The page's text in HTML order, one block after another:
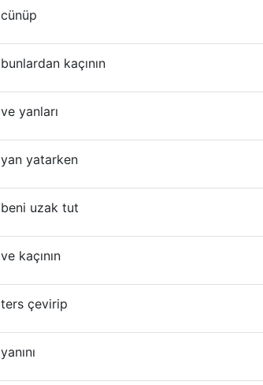
cünüp
bunlardan kaçının
ve yanları
yan yatarken
beni uzak tut
ve kaçının
ters çevirip
yanını